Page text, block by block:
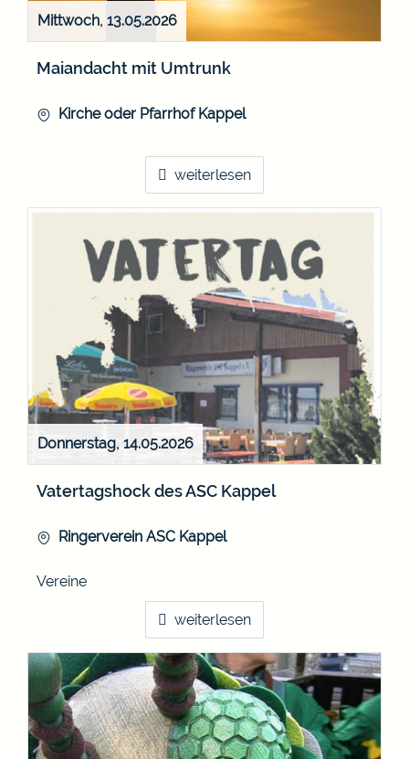
Mittwoch, 13.05.2026
Maiandacht mit Umtrunk
Kirche oder Pfarrhof Kappel
weiterlesen
Donnerstag, 14.05.2026
Vatertagshock des ASC Kappel
Ringerverein ASC Kappel
Vereine
weiterlesen